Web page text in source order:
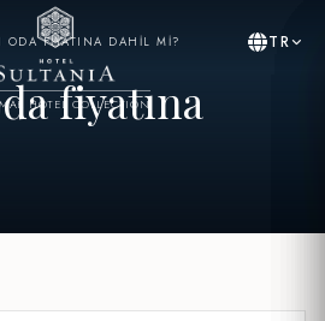
HOTEL COLLECTION
TR
ODA FIYATINA DAHIL MI?
fiyatına